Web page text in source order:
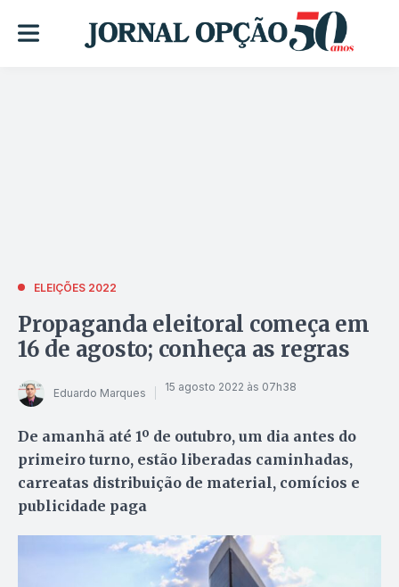
ELEIÇÕES 2022
Propaganda eleitoral começa em
16 de agosto; conheça as regras
Eduardo Marques 15 agosto 2022 às 07h38
De amanhã até 1º de outubro, um dia antes do
primeiro turno, estão liberadas caminhadas,
carreatas distribuição de material, comícios e
publicidade paga